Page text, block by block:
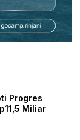
Progres
Miliar